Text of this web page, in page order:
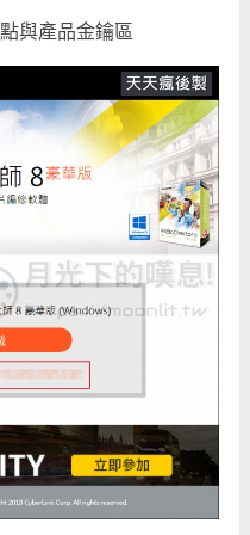
與產品金鑰區